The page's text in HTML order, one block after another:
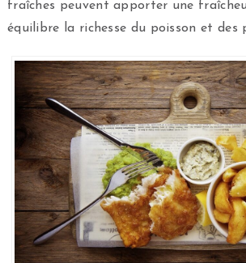
fraîches peuvent apporter une
équilibre la richesse du poisson et des